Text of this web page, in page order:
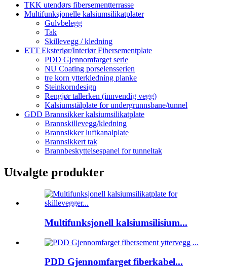
TKK utendørs fibersementterrasse
Multifunksjonelle kalsiumsilikatplater
Gulvbelegg
Tak
Skillevegg / kledning
ETT Eksteriør/Interiør Fibersementplate
PDD Gjennomfarget serie
NU Coating porselensserien
tre korn ytterkledning planke
Steinkorndesign
Rengjør tallerken (innvendig vegg)
Kalsiumstålplate for undergrunnsbane/tunnel
GDD Brannsikker kalsiumsilikatplate
Brannskillevegg/kledning
Brannsikker luftkanalplate
Brannsikkert tak
Brannbeskyttelsespanel for tunneltak
Utvalgte produkter
Multifunksjonell kalsiumsilisium...
PDD Gjennomfarget fiberkabel...